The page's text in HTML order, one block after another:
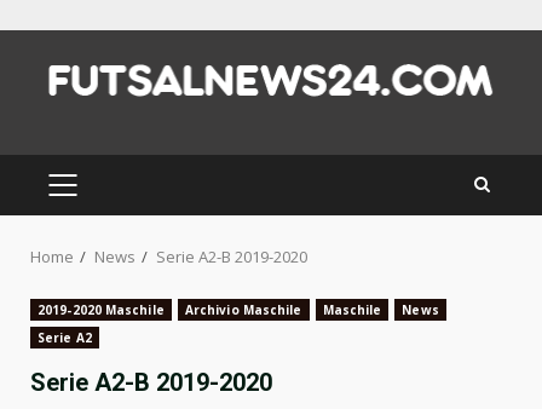
content
PRIMARY
MENU
Home News Serie A2-B 2019-2020
2019-2020 Maschile Archivio Maschile Maschile
News
Serie A2
Serie A2-B 2019-2020